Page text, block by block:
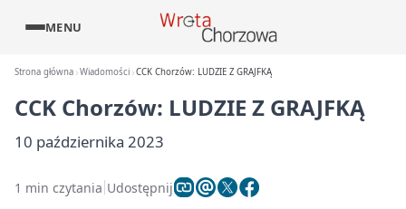
MENU
Strona główna Wiadomości CCK Chorzów: LUDZIE Z GRAJFKĄ
CCK Chorzów: LUDZIE Z GRAJFKĄ
10 października 2023
1 min czytania Udostępnij